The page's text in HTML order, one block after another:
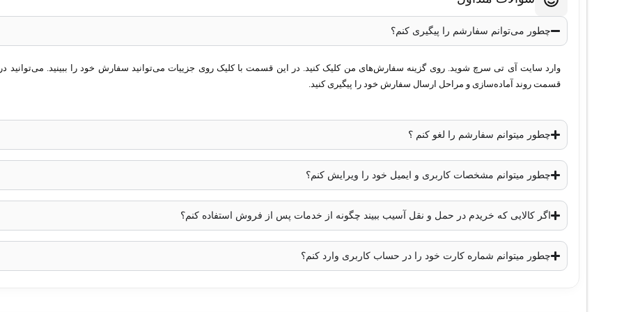
چطور می‌توانم سفارشم را پیگیری کنم؟
وارد سایت آی تی سرچ شوید. روی گزینه سفارش‌های من کلیک کنید. در این قسمت با کلیک روی جزییات می‌توانید سفارش خود را ببینید. می‌توانید
قسمت روند آماده‌سازی و مراحل ارسال سفارش خود را پیگیری کنید.
چطور میتوانم سفارشم را لغو کنم ؟
چطور میتوانم مشخصات کاربری و ایمیل خود را ویرایش کنم؟
اگر کالایی که خریدم در حمل و نقل آسیب ببیند چگونه از خدمات پس از فروش استفاده کنم؟
چطور میتوانم شماره کارت خود را در حساب کاربری وارد کنم؟